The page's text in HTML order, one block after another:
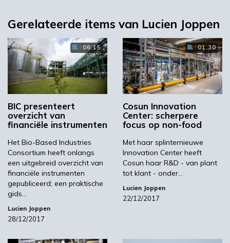
Gerelateerde items van Lucien Joppen
06:15
BIC presenteert
overzicht van
financiële instrumenten
Het Bio-Based Industries
Consortium heeft onlangs
een uitgebreid overzicht van
financiële instrumenten
gepubliceerd; een praktische
gids…
Lucien Joppen
28/12/2017
01:30
Cosun Innovation
Center: scherpere
focus op non-food
Met haar splinternieuwe
Innovation Center heeft
Cosun haar R&D - van plant
tot klant - onder…
Lucien Joppen
22/12/2017